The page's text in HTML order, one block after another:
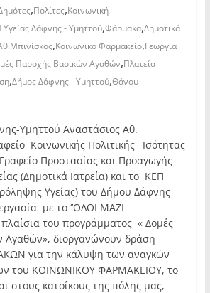
,Πολίτες,Κοινωνική
Υγείας Δάφνης - Υμηττού,Φάρμακα,Δημοτικά
,Κοινωνικό Φαρμακείο,Γεωργία
Παροχής Βασικών Αγαθών,Πλατεία
,Δήμος Δάφνης - Υμηττού,Θάνου
Υμηττού Αναστάσιος Αθ.
Κοινωνικής Πολιτικής –Ισότητας
Προστασίας και Προαγωγής
(Δημοτικά Ιατρεία) και το ΚΕΠ
Υγείας) του Δήμου Δάφνης-
με το ‘’ΟΛΟΙ ΜΑΖΙ
του προγράμματος « Δομές
Αγαθών», διοργανώνουν δράση
για την κάλυψη των αναγκών
του ΚΟΙΝΩΝΙΚΟΥ ΦΑΡΜΑΚΕΙΟΥ, το
στους κατοίκους της πόλης μας,